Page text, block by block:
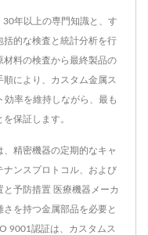
30年以上の専門知識と、す
括的な検査と統計分析を行
材料の検査から最終製品の
により、カスタム金属ス
効率を維持しながら、最も
保証します。
精密機器の定期的なキャ
ナンスプロトコル、および
予防措置 医療機器メーカ
を持つ金属部品を必要と
9001認証は、カスタムス